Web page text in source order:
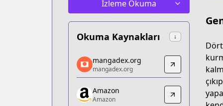
İzleme Okuma
Okuma Kaynakları ↓
mangadex.org
mangadex.org
https://mangadex.org/title/6306c976-
Amazon
mangadex.org
mangadex.org
Amazon
Amazon